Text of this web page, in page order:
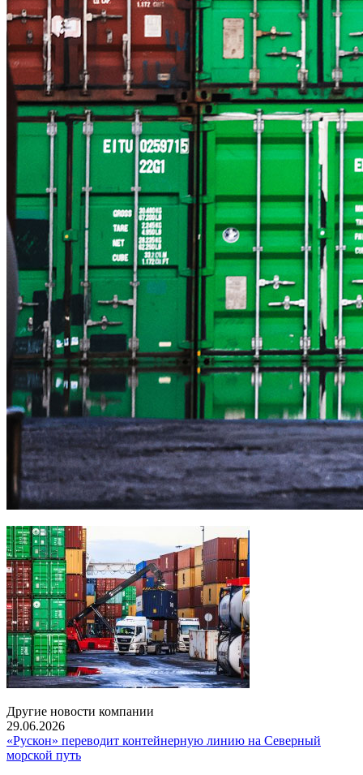
Другие новости компании
29.06.2026
«Рускон» переводит контейнерную линию на Северный
морской путь